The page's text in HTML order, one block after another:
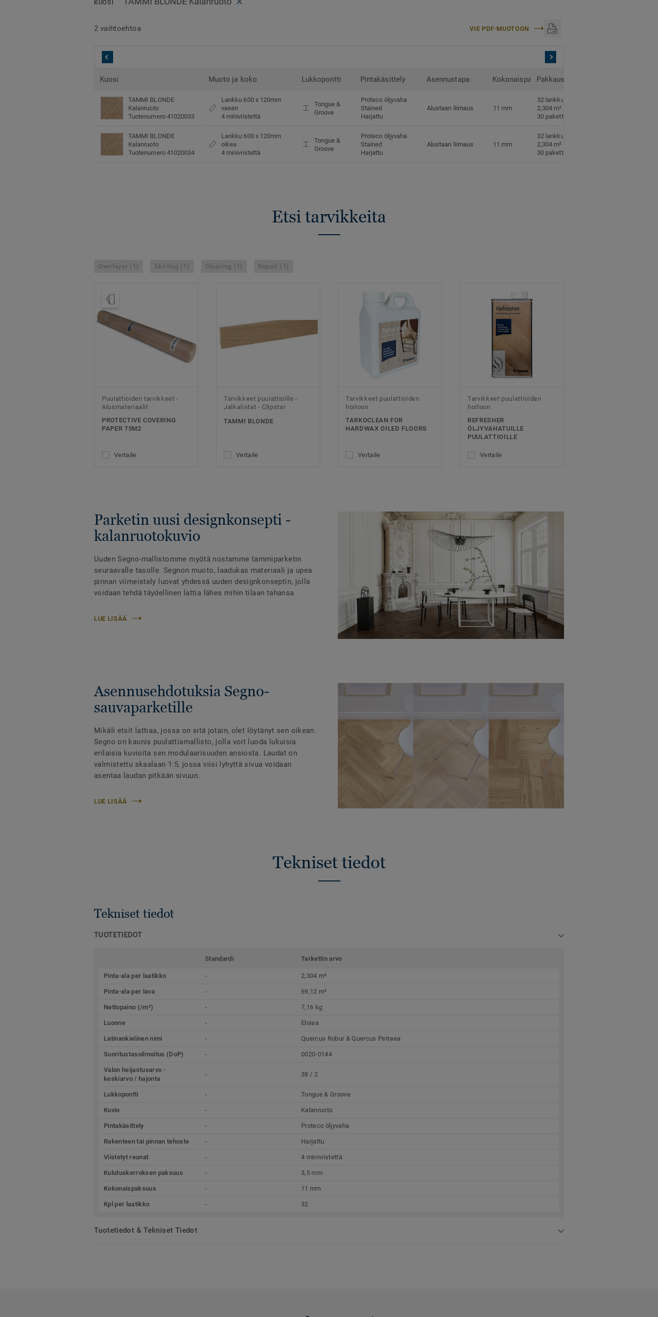
KUOSI
2 vaihtoehtoa VIE PDF-MUOTOON
Kuosi Muoto ja koko Lukkopontti Pintakäsittely Asennustapa KokonaispaksuusPakkaus
TAMMI BLONDE
Kalanruoto
Tuotenumero 41020033
Lankku 600 x 120mm
vasen
4 miniviistettä
Tongue &
Groove
Proteco öljyvaha
Stained
Harjattu
Alustaan liimaus 11 mm
32 lankkua per paketti
2,304 m² per paketti
30 pakettia per lava
TAMMI BLONDE
Kalanruoto
Tuotenumero 41020034
Lankku 600 x 120mm
oikea
4 miniviistettä
Tongue &
Groove
Proteco öljyvaha
Stained
Harjattu
Alustaan liimaus 11 mm
32 lankkua per paketti
2,304 m² per paketti
30 pakettia per lava
Etsi tarvikkeita
Overlayer (1) Skirting (1) Cleaning (1) Repair (1)
Puulattioiden tarvikkeet -
Alusmateriaalit
PROTECTIVE COVERING
PAPER 75M2
Vertaile
Tarvikkeet puulattioille -
Jalkalistat - Clipstar
TAMMI BLONDE
Vertaile
Tarvikkeet puulattioiden
hoitoon
TARKOCLEAN FOR
HARDWAX OILED FLOORS
Vertaile
Tarvikkeet puulattioiden
hoitoon
REFRESHER
ÖLJYVAHATUILLE
PUULATTIOILLE
Vertaile
Parketin uusi designkonsepti -
kalanruotokuvio
Uuden Segno-mallistomme myötä nostamme tammiparketin
seuraavalle tasolle. Segnon muoto, laadukas materiaali ja upea
pinnan viimeistely luovat yhdessä uuden designkonseptin, jolla
voidaan tehdä täydellinen lattia lähes mihin tilaan tahansa
LUE LISÄÄ
Asennusehdotuksia Segno-
sauvaparketille
Mikäli etsit lattiaa, jossa on sitä jotain, olet löytänyt sen oikean.
Segno on kaunis puulattiamallisto, jolla voit luoda lukuisia
erilaisia kuvioita sen modulaarisuuden ansiosta. Laudat on
valmistettu skaalaan 1:5, jossa viisi lyhyttä sivua voidaan
asentaa laudan pitkään sivuun.
LUE LISÄÄ
Tekniset tiedot
Tekniset tiedot
TUOTETIEDOT
Standardi Tarkettin arvo
Pinta-ala per laatikko - 2,304 m²
Pinta-ala per lava - 69,12 m²
Nettopaino (/m²) - 7,16 kg
Luonne - Eloisa
Latinankielinen nimi - Quercus Robur & Quercus Petraea
Suoritustasoilmoitus (DoP) - 0020-0144
Valon heijastusarvo -
keskiarvo / hajonta
- 38 / 2
Lukkopontti - Tongue & Groove
Kuvio - Kalanruoto
Pintakäsittely - Proteco öljyvaha
Rakenteen tai pinnan tehoste - Harjattu
Viistetyt reunat - 4 miniviistettä
Kulutuskerroksen paksuus - 3,5 mm
Kokonaispaksuus - 11 mm
Kpl per laatikko - 32
Tuotetiedot & Tekniset Tiedot